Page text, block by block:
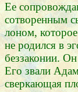
Ее
сотворенным
лоном,
не родился в
беззаконии.
Его звали
сверкающая